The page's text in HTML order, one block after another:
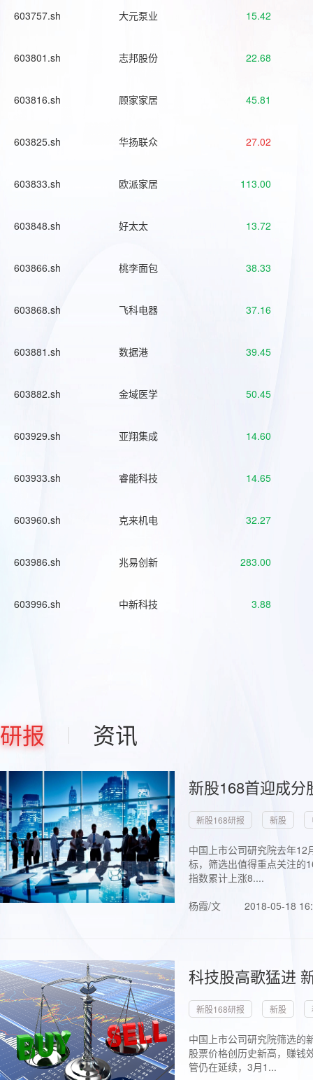
603757.sh 大元泵业 15.42
603801.sh 志邦股份 22.68
603816.sh 顾家家居 45.81
603825.sh 华扬联众 27.02
603833.sh 欧派家居 113.00
603848.sh 好太太 13.72
603866.sh 桃李面包 38.33
603868.sh 飞科电器 37.16
603881.sh 数据港 39.45
603882.sh 金域医学 50.45
603929.sh 亚翔集成 14.60
603933.sh 睿能科技 14.65
603960.sh 克来机电 32.27
603986.sh 兆易创新 283.00
603996.sh 中新科技 3.88
研报 资讯
新股168首迎成
新股168研报 新股
中国上市公司研究院去年
标，筛选出值得重点关注的
指数累计上涨8....
杨霞/文
2018-05-18
科技股高歌猛进
新股168研报 新股
中国上市公司研究院筛选的
股票价格创历史新高，赚钱
管仍在延续，3月1...